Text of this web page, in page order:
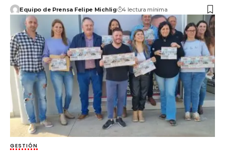
Equipo de Prensa Felipe Michlig 4 lectura mínima
GESTIÓN